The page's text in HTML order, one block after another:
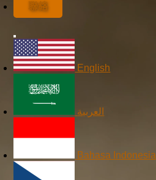
聯絡
English
العربية
Bahasa Indonesia